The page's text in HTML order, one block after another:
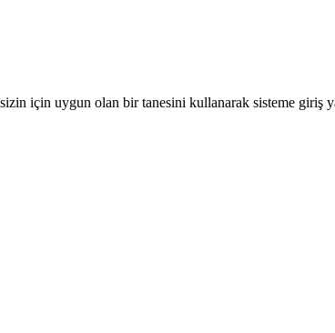
için uygun olan bir tanesini kullanarak sisteme giriş